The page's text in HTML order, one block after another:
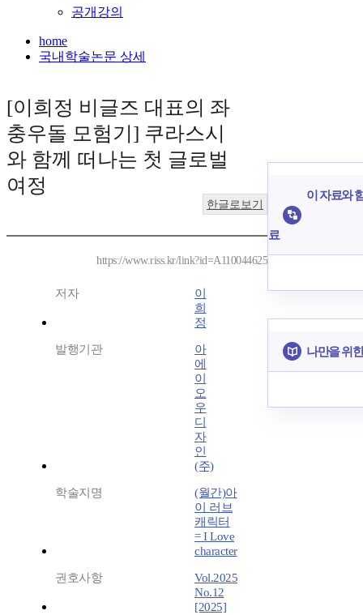
공개강의
home
국내학술논문 상세
[이희정 비글즈 대표의 좌
충우돌 모험기] 쿠라스시
와 함께 떠나는 첫 글로벌
여정
한글로보기
https://www.riss.kr/link?id=A110044625
저자
이
희
정
발행기관
아
에
이
오
우
디
자
인
(주)
학술지명
(월간)아
이 러브
캐릭터
= I Love
character
권호사항
Vol.2025
No.12
[2025]
이 자료와
료
나만을 위